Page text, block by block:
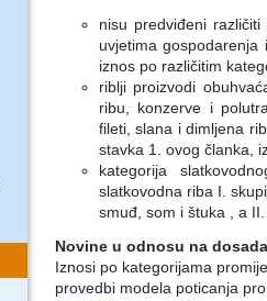
nisu predviđeni
uvjetima
iznos po različitim
riblji proizvodi
ribu, konzerve i
fileti, slana i dimljena
stavka 1. ovog članka,
kategorija
slatkovodna riba I.
smuđ, som i štuka , a
Novine u odnosu na
Iznosi po kategorijama
provedbi modela poticanja